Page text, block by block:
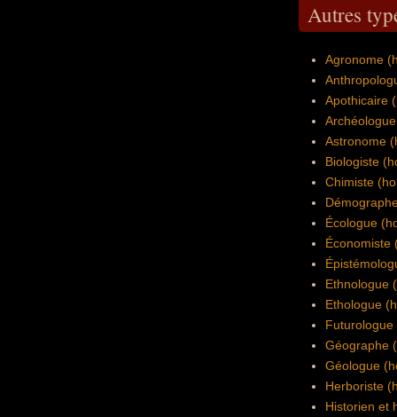
Autres
Agronome
Apothicaire
Astronome
Biologiste
Chimiste
Écologue
Économiste
Ethnologue
Ethologue
Géographe
Géologue
Herboriste
Historien et